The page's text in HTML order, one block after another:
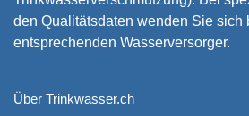
den Qualitätsdaten wenden Sie sich
entsprechenden Wasserversorger.
Über Trinkwasser.ch